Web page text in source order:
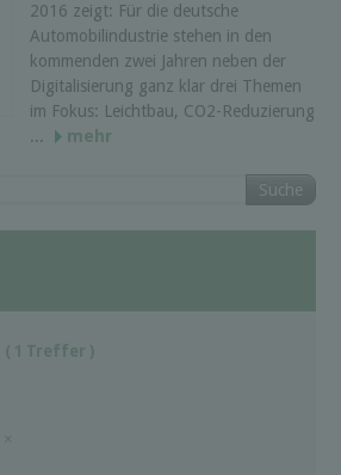
2016 zeigt: Für die deutsche
Automobilindustrie stehen in den
kommenden zwei Jahren neben der
Digitalisierung ganz klar drei Themen
im Fokus: Leichtbau, CO2-Reduzierung
...
mehr
Suche
( 1 Treffer )
×